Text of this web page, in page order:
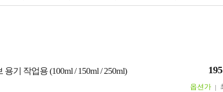
기 작업용 (100ml / 150ml / 250ml) 195
옵션가